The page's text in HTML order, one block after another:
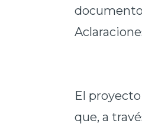
El
que, a